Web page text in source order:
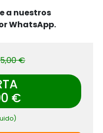
a nuestros
WhatsApp.
€
€